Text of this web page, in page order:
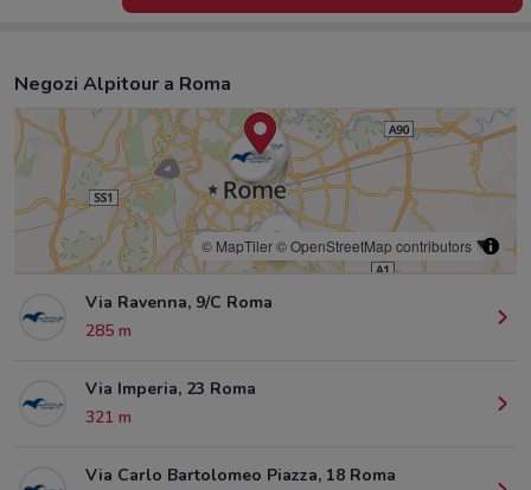
Negozi Alpitour a Roma
© MapTiler© OpenStreetMap contributors
Via Ravenna, 9/C Roma
285 m
Via Imperia, 23 Roma
321 m
Via Carlo Bartolomeo Piazza, 18 Roma